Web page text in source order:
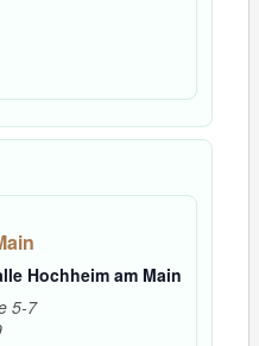
Hochheim am Main
5-7